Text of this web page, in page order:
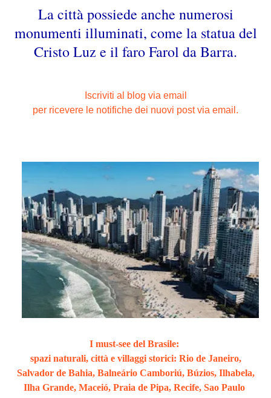
La città possiede anche numerosi
monumenti illuminati, come la statua del
Cristo Luz e il faro Farol da Barra.
Iscriviti al blog via email
per ricevere le notifiche dei nuovi post via email.
I must-see del Brasile:
spazi naturali, città e villaggi storici: Rio de Janeiro,
Salvador de Bahia, Balneário Camboriú, Búzios, Ilhabela,
Ilha Grande, Maceió, Praia de Pipa, Recife, Sao Paulo